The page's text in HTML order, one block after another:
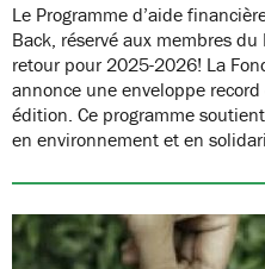
Le Programme d’aide
Back, réservé aux membres
retour pour 2025-2026! La
annonce une enveloppe
édition. Ce programme
en environnement et en